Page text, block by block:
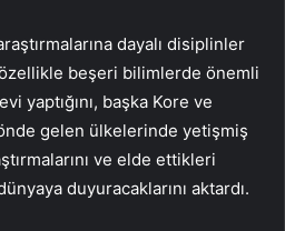
dayalı disiplinler
beşeri bilimlerde önemli
yaptığını, başka Kore ve
gelen ülkelerinde yetişmiş
ve elde ettikleri
duyuracaklarını aktardı.